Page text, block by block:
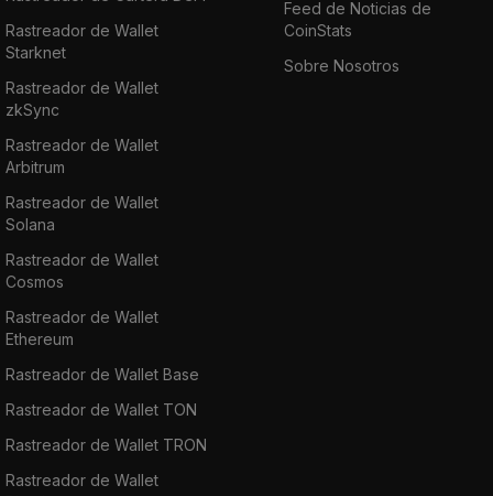
Rastreador de Wallet
Starknet
Rastreador de Wallet
zkSync
Rastreador de Wallet
Arbitrum
Rastreador de Wallet
Solana
Rastreador de Wallet
Cosmos
Rastreador de Wallet
Ethereum
Rastreador de Wallet Base
Rastreador de Wallet TON
Rastreador de Wallet TRON
Rastreador de Wallet
Feed de Noticias de
CoinStats
Sobre Nosotros